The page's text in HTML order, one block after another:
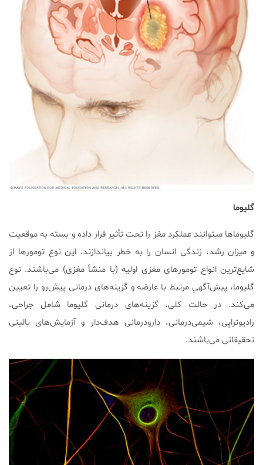
گلیوما
گلیوماها می‎توانند عملکرد مغز را تحت تأثیر قرار داده و بسته به موقعیت
و میزان رشد، زندگی انسان را به خطر بیاندازند. این نوع تومورها از
شایع‌ترین انواع تومورهای مغزی اولیه (با منشأ مغزی) می‌باشند. نوع
گلیوما، پیش‌آگهیِ مرتبط با عارضه و گزینه‌های درمانی پیش‌رو را تعیین
می‌کند. در حالت کلی، گزینه‌های درمانی گلیوما شامل جراحی،
رادیوتراپی، شیمی‌درمانی، دارودرمانی هدف‌دار و آزمایش‌های بالینی
تحقیقاتی می‌باشند.